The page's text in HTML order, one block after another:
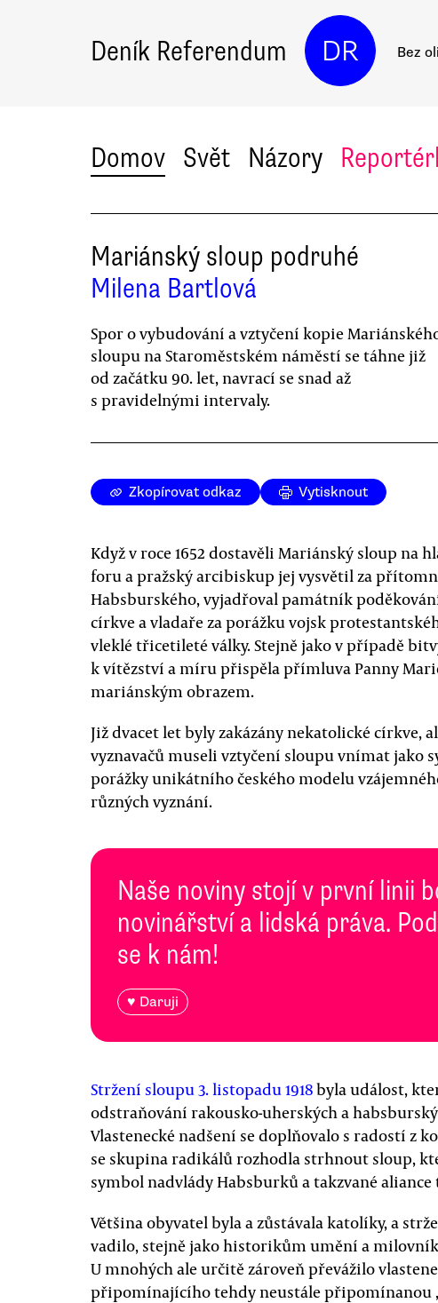
Deník Referendum DR Bez
Domov Svět Názory
Mariánský sloup podruhé
Milena Bartlová
Spor o vybudování a vztyčení kopie
sloupu na Staroměstském náměstí se táhne již
od začátku 90. let, navrací se snad až
s pravidelnými intervaly.
Zkopírovat odkaz Vytisknout
Když v roce 1652 dostavěli Mariánský sloup na
foru a pražský arcibiskup jej vysvětil za
Habsburského, vyjadřoval památník
církve a vladaře za porážku vojsk
vleklé třicetileté války. Stejně jako v případě
k vítězství a míru přispěla přímluva Panny
mariánským obrazem.
Již dvacet let byly zakázány nekatolické církve,
vyznavačů museli vztyčení sloupu vnímat
porážky unikátního českého modelu
různých vyznání.
Naše noviny stojí v první linii
novinářství a lidská práva.
se k nám!
♥ Daruji
Stržení sloupu 3. listopadu 1918byla událost,
odstraňování rakousko-uherských a
Vlastenecké nadšení se doplňovalo s radostí z
se skupina radikálů rozhodla strhnout sloup,
symbol nadvlády Habsburků a takzvané
Většina obyvatel byla a zůstávala katolíky, a
vadilo, stejně jako historikům umění a
U mnohých ale určitě zároveň převážilo
připomínajícího tehdy neustále připomínanou